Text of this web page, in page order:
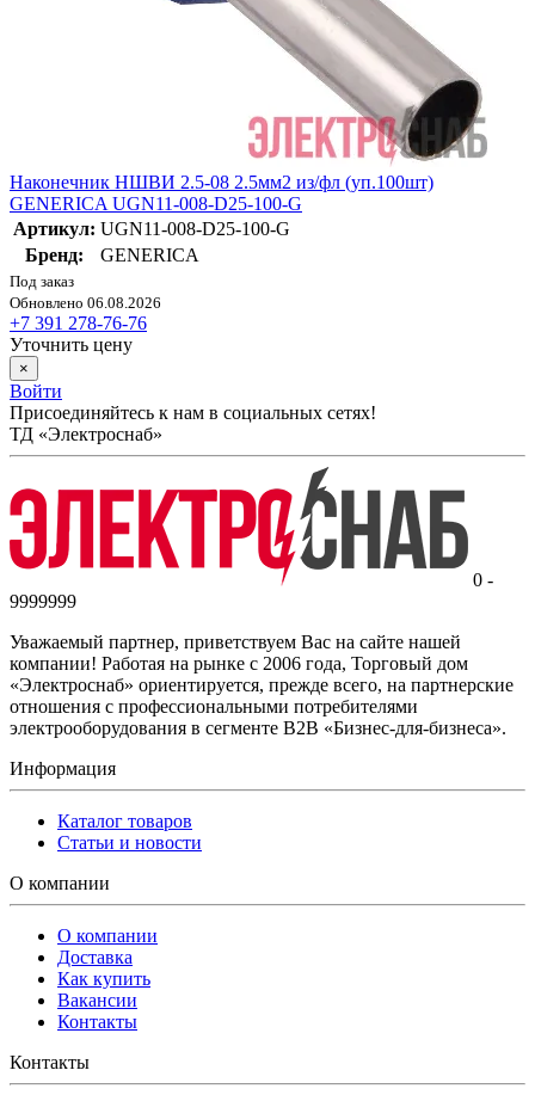
Наконечник НШВИ 2.5-08 2.5мм2 из/фл (уп.100шт)
GENERICA UGN11-008-D25-100-G
Артикул: UGN11-008-D25-100-G
Бренд:
GENERICA
Под заказ
Обновлено 06.08.2026
+7 391 278-76-76
Уточнить цену
×
Войти
Присоединяйтесь к нам в социальных сетях!
ТД «Электроснаб»
0 -
9999999
Уважаемый партнер, приветствуем Вас на сайте нашей
компании! Работая на рынке с 2006 года, Торговый дом
«Электроснаб» ориентируется, прежде всего, на партнерские
отношения с профессиональными потребителями
электрооборудования в сегменте B2B «Бизнес-для-бизнеса».
Информация
Каталог товаров
Статьи и новости
О компании
О компании
Доставка
Как купить
Вакансии
Контакты
Контакты